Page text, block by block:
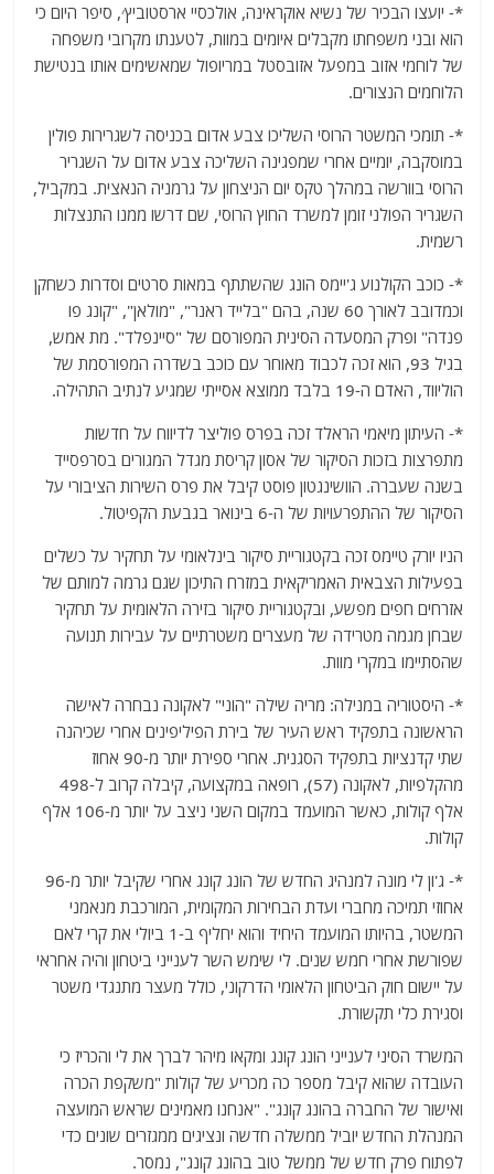
at
s
A
p
p
e
g
ra
m
ai
l
itt
er
c
e
o
o
k
*- יועצו הבכיר של נשיא אוקראינה, אולכסיי ארסטוביץ׳, סיפר היום כי
הוא ובני משפחתו מקבלים איומים במוות, לטענתו מקרובי משפחה
של לוחמי אזוב במפעל אזובסטל במריופול שמאשימים אותו בנטישת
הלוחמים הנצורים.
*- תומכי המשטר הרוסי השליכו צבע אדום בכניסה לשגרירות פולין
במוסקבה, יומיים אחרי שמפגינה השליכה צבע אדום על השגריר
הרוסי בוורשה במהלך טקס יום הניצחון על גרמניה הנאצית. במקביל,
השגריר הפולני זומן למשרד החוץ הרוסי, שם דרשו ממנו התנצלות
רשמית.
*- כוכב הקולנוע ג'יימס הונג שהשתתף במאות סרטים וסדרות כשחקן
וכמדובב לאורך 60 שנה, בהם "בלייד ראנר", "מולאן", "קונג פו
פנדה" ופרק המסעדה הסינית המפורסם של "סיינפלד". מת אמש,
בגיל 93, הוא זכה לכבוד מאוחר עם כוכב בשדרה המפורסמת של
הוליווד, האדם ה-19 בלבד ממוצא אסייתי שמגיע לנתיב התהילה.
*- העיתון מיאמי הראלד זכה בפרס פוליצר לדיווח על חדשות
מתפרצות בזכות הסיקור של אסון קריסת מגדל המגורים בסרפסייד
בשנה שעברה. הוושינגטון פוסט קיבל את פרס השירות הציבורי על
הסיקור של ההתפרעויות של ה-6 בינואר בגבעת הקפיטול.
הניו יורק טיימס זכה בקטגוריית סיקור בינלאומי על תחקיר על כשלים
בפעילות הצבאית האמריקאית במזרח התיכון שגם גרמה למותם של
אזרחים חפים מפשע, ובקטגוריית סיקור בזירה הלאומית על תחקיר
שבחן מגמה מטרידה של מעצרים משטרתיים על עבירות תנועה
שהסתיימו במקרי מוות.
*- היסטוריה במנילה: מריה שילה "הוני" לאקונה נבחרה לאישה
הראשונה בתפקיד ראש העיר של בירת הפיליפינים אחרי שכיהנה
שתי קדנציות בתפקיד הסגנית. אחרי ספירת יותר מ-90 אחוז
מהקלפיות, לאקונה (57), רופאה במקצועה, קיבלה קרוב ל-498
אלף קולות, כאשר המועמד במקום השני ניצב על יותר מ-106 אלף
קולות.
*- ג'ון לי מונה למנהיג החדש של הונג קונג אחרי שקיבל יותר מ-96
אחוזי תמיכה מחברי ועדת הבחירות המקומית, המורכבת מנאמני
המשטר, בהיותו המועמד היחיד והוא יחליף ב-1 ביולי את קרי לאם
שפורשת אחרי חמש שנים. לי שימש השר לענייני ביטחון והיה אחראי
על יישום חוק הביטחון הלאומי הדרקוני, כולל מעצר מתנגדי משטר
וסגירת כלי תקשורת.
המשרד הסיני לענייני הונג קונג ומקאו מיהר לברך את לי והכריז כי
העובדה שהוא קיבל מספר כה מכריע של קולות "משקפת הכרה
ואישור של החברה בהונג קונג". "אנחנו מאמינים שראש המועצה
המנהלת החדש יוביל ממשלה חדשה ונציגים ממגזרים שונים כדי
לפתוח פרק חדש של ממשל טוב בהונג קונג", נמסר.